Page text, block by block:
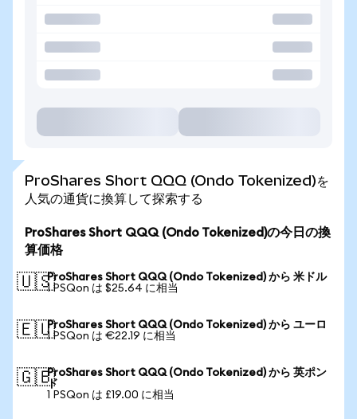
ProShares Short QQQ (Ondo Tokenized)を
人気の通貨に換算して探索する
ProShares Short QQQ (Ondo Tokenized)の今日の換
算価格
🇺🇸ProShares Short QQQ (Ondo Tokenized) から 米ドル
1 PSQon は $25.64 に相当
🇪🇺ProShares Short QQQ (Ondo Tokenized) から ユーロ
1 PSQon は €22.19 に相当
🇬🇧ProShares Short QQQ (Ondo Tokenized) から 英ポン
ド
1 PSQon は £19.00 に相当